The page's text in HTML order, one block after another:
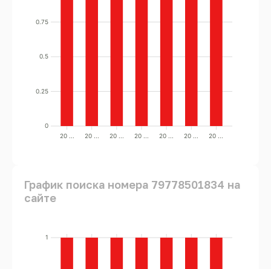
0
0.25
0.5
0.75
20 ... 20 ... 20 ... 20 ... 20 ... 20 ... 20 ...
График поиска номера 79778501834 на
сайте
1